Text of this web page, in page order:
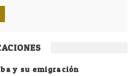
y su emigración